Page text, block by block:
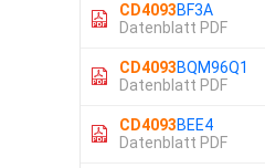
CD4093BF3A
Datenblatt PDF
CD4093BQM96Q1
Datenblatt PDF
CD4093BEE4
Datenblatt PDF